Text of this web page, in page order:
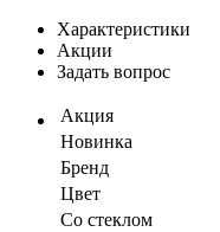
Характеристики
Акции
Задать вопрос
Акция
Новинка
Бренд
Цвет
Со стеклом